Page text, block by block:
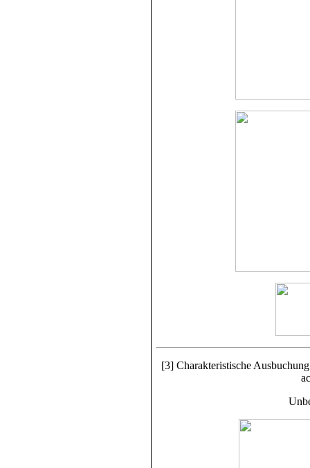
[3] Charakteristische